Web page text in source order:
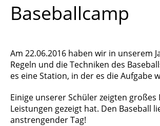
Baseballcamp
Am 22.06.2016 haben wir in unserem
Regeln und die Techniken des
es eine Station, in der es die Aufgabe
Einige unserer Schüler zeigten
Leistungen gezeigt hat. Den Baseball
anstrengender Tag!